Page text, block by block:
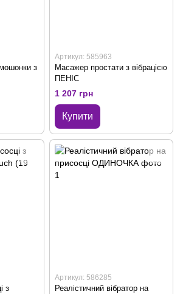
з
Артикул: 585963
Масажер простати з вібрацією
ПЕНІС
1 207 грн
Купити
з
Артикул: 586285
Реалістичний вібратор на